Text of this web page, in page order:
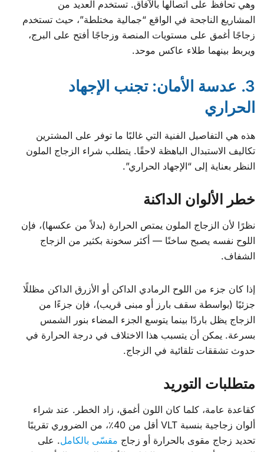
وهي تحافظ على اتصالها بالآفاق. تستخدم العديد من
المشاريع الناجحة في الواقع “جمالية مختلطة”، حيث تستخدم
زجاجًا أغمق على مستويات المنصة وزجاجًا أفتح على البرج،
ويربط بينهما طلاء عاكس موحد.
3. عدسة الأمان: تجنب الإجهاد
الحراري
هذه هي التفاصيل الفنية التي غالبًا ما توفر على المشترين
تكاليف الاستبدال الباهظة لاحقًا. يتطلب شراء الزجاج الملون
النظر بعناية إلى “الإجهاد الحراري”.
خطر الألوان الداكنة
نظرًا لأن الزجاج الملون يمتص الحرارة (بدلاً من عكسها)، فإن
اللوح نفسه يصبح ساخنًا — أكثر سخونة بكثير من الزجاج
الشفاف.
إذا كان جزء من اللوح الرمادي الداكن أو الأزرق الداكن مظللًا
جزئيًا (بواسطة سقف بارز أو مبنى قريب)، فإن جزءًا من
الزجاج يظل باردًا بينما يتوسع الجزء المضاء بنور الشمس
بسرعة. يمكن أن يتسبب هذا الاختلاف في درجة الحرارة في
حدوث تشققات تلقائية في الزجاج.
متطلبات التوريد
كقاعدة عامة، كلما كان اللون أغمق، زاد الخطر. عند شراء
ألوان زجاجية بنسبة VLT أقل من 40٪، من الضروري تقريبًا
تحديد زجاج مقوى بالحرارة أو زجاج مقسّى بالكامل. على